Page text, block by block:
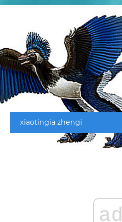
xiaotingia zhengi
ad